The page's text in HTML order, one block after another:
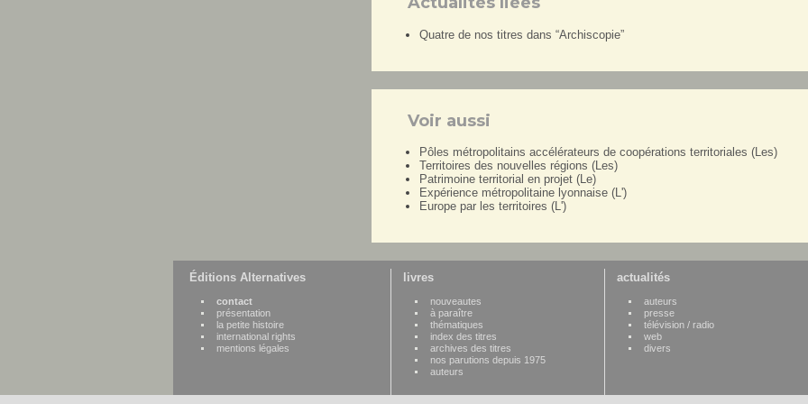
Quatre de nos titres dans “Archiscopie”
Voir aussi
Pôles métropolitains accélérateurs de coopérations territoriales (Les)
Territoires des nouvelles régions (Les)
Patrimoine territorial en projet (Le)
Expérience métropolitaine lyonnaise (L')
Europe par les territoires (L')
Éditions Alternatives
contact
présentation
la petite histoire
international rights
mentions légales
livres
nouveautes
à paraître
thématiques
index des titres
archives des titres
nos parutions depuis 1975
auteurs
actualités
auteurs
presse
télévision / radio
web
divers